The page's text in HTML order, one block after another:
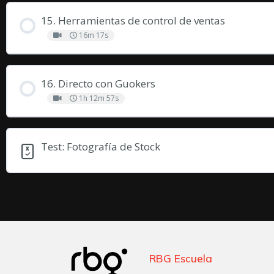
15. Herramientas de control de ventas
16m 17s
16. Directo con Guokers
1h 12m 57s
Test: Fotografía de Stock
RBG Escuela